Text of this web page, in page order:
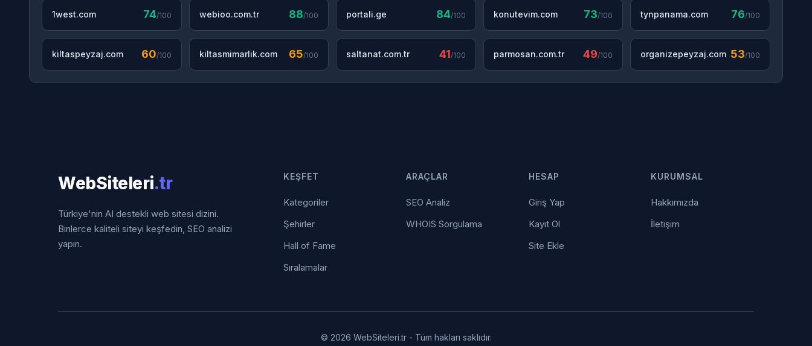
1west.com 74/100 webioo.com.tr 88/100 portali.ge 84/100 konutevim.com 73/100 tynpanama.com 76/100
kiltaspeyzaj.com 60/100 kiltasmimarlik.com 65/100 saltanat.com.tr 41/100 parmosan.com.tr 49/100 organizepeyzaj.com 53/100
WebSiteleri.tr
Türkiye'nin AI destekli web sitesi dizini.
Binlerce kaliteli siteyi keşfedin, SEO analizi
yapın.
KEŞFET
Kategoriler
Şehirler
Hall of Fame
Sıralamalar
ARAÇLAR
SEO Analiz
WHOIS Sorgulama
HESAP
Giriş Yap
Kayıt Ol
Site Ekle
KURUMSAL
Hakkımızda
İletişim
© 2026 WebSiteleri.tr - Tüm hakları saklıdır.